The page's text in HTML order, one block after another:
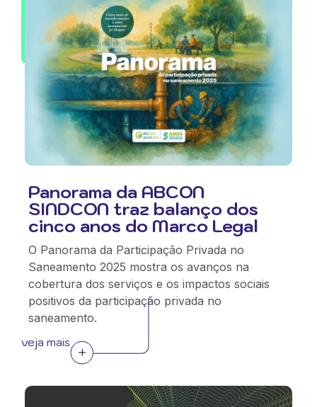
Panorama da ABCON
SINDCON traz balanço dos
cinco anos do Marco Legal
O Panorama da Participação Privada no
Saneamento 2025 mostra os avanços na
cobertura dos serviços e os impactos sociais
positivos da participação privada no
saneamento.
veja mais